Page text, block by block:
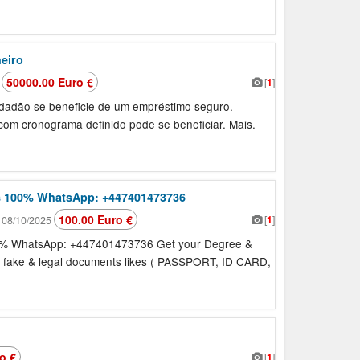
[1]
50000.00 Euro €
se beneficie de um empréstimo seguro.
cronograma definido pode se beneficiar. Mais.
WhatsApp: +447401473736
10/2025 [1]
100.00 Euro €
WhatsApp: +447401473736 Get your Degree &
& legal documents likes ( PASSPORT, ID CARD,
[1]
€